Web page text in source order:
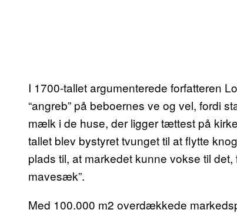
I 1700-tallet argumenterede forfatteren
“angreb” på beboernes ve og vel, fordi
mælk i de huse, der ligger tættest på
tallet blev bystyret tvunget til at flytte
plads til, at markedet kunne vokse til det,
mavesæk”.
Med 100.000 m2 overdækkede